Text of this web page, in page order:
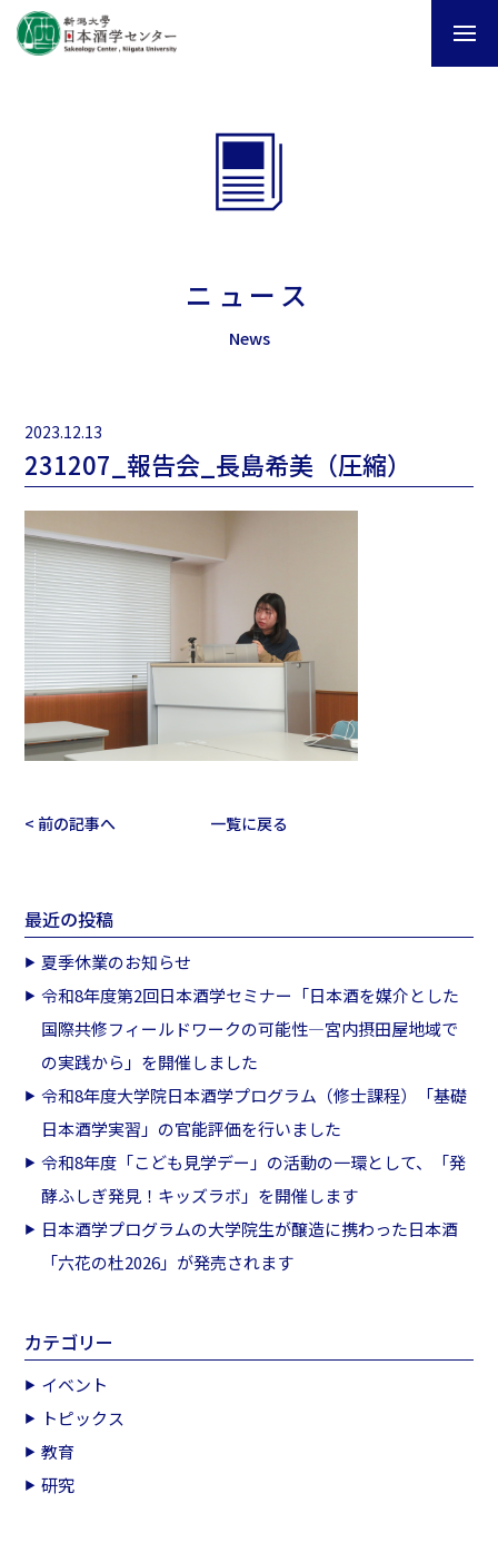
ニュース
News
2023.12.13
231207_報告会_長島希美（圧縮）
< 前の記事へ 一覧に戻る
最近の投稿
夏季休業のお知らせ
令和8年度第2回日本酒学セミナー「日本酒を媒介とした
国際共修フィールドワークの可能性―宮内摂田屋地域で
の実践から」を開催しました
令和8年度大学院日本酒学プログラム（修士課程）「基礎
日本酒学実習」の官能評価を行いました
令和8年度「こども見学デー」の活動の一環として、「発
酵ふしぎ発見！キッズラボ」を開催します
日本酒学プログラムの大学院生が醸造に携わった日本酒
「六花の杜2026」が発売されます
カテゴリー
イベント
トピックス
教育
研究